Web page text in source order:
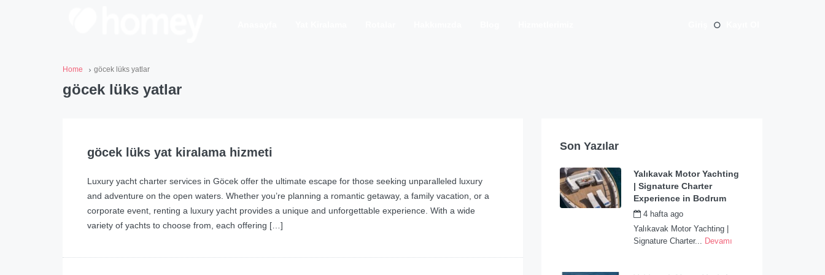
Home göcek lüks yatlar
göcek lüks yatlar
göcek lüks yat kiralama hizmeti
Luxury yacht charter services in Göcek offer the ultimate escape for those seeking unparalleled luxury
and adventure on the open waters. Whether you’re planning a romantic getaway, a family vacation, or a
corporate event, renting a luxury yacht provides a unique and unforgettable experience. With a wide
variety of yachts to choose from, each offering […]
Son Yazılar
Yalıkavak Motor Yachting
| Signature Charter
Experience in Bodrum
4 hafta ago
Yalıkavak Motor Yachting |
Signature Charter...
Devamı